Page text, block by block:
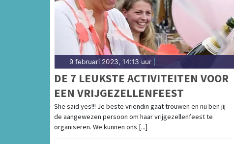
9 februari 2023, 14:13 uur
DE 7 LEUKSTE ACTIVITEITEN VOOR
EEN VRIJGEZELLENFEEST
She said yes!!! Je beste vriendin gaat trouwen en nu ben jij
de aangewezen persoon om haar vrijgezellenfeest te
organiseren. We kunnen ons [...]